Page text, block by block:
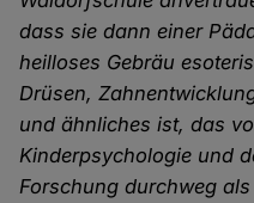
dass sie dann einer
heilloses Gebräu
Drüsen,
und ähnliches ist, das
Kinderpsychologie und
Forschung durchweg